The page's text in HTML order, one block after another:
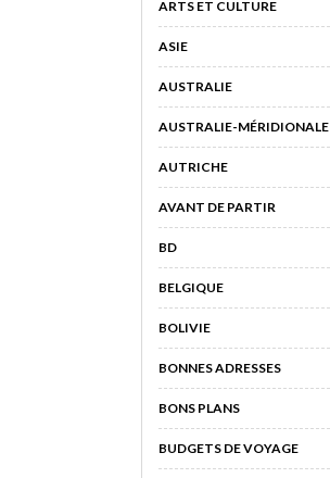
ARTS ET CULTURE
ASIE
AUSTRALIE
AUSTRALIE-MÉRIDIONALE
AUTRICHE
AVANT DE PARTIR
BD
BELGIQUE
BOLIVIE
BONNES ADRESSES
BONS PLANS
BUDGETS DE VOYAGE